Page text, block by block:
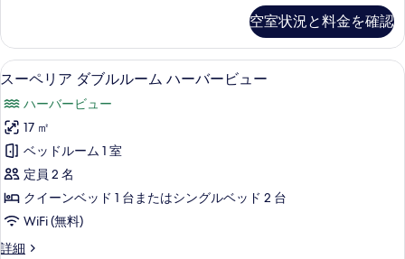
ル
ー
ム
の
す
べ
て
の
写
真
ー
ト
ダ
ル
ル
ー
ム
の
詳
細
空室状況と料金を確認
ス
ペ
リ
ア
ダ
ブ
高級寝具、ノートパソコン用作業ス
9
スーペリア ダブルルーム ハーバービュー
ハーバービュー
17 ㎡
ベッドルーム 1 室
定員 2 名
クイーンベッド 1 台またはシングルベッド 2 台
WiFi (無料)
詳細
ス